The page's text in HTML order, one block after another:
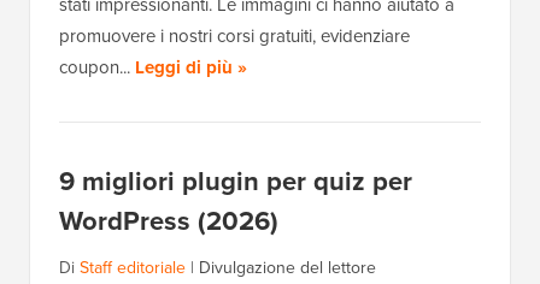
promuovere i nostri corsi gratuiti, evidenziare
coupon... Leggi di più »
9 migliori plugin per quiz per
WordPress (2026)
DiStaff editoriale | Divulgazione del lettore